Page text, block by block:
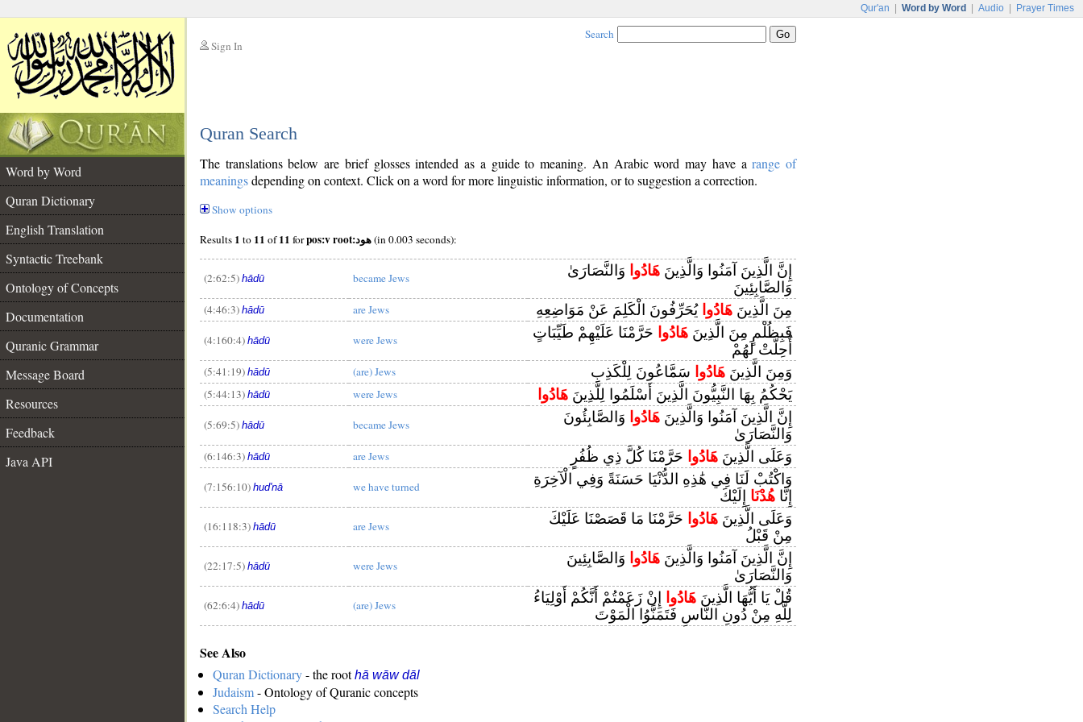
Qur'an Word by Word Audio Prayer Times
Sign In
Search
Quran Search
Word by Word
Quran Dictionary
English Translation
Syntactic Treebank
Ontology of Concepts
Documentation
Quranic Grammar
Message Board
Resources
Feedback
Java API
The translations below are brief glosses intended as a guide to meaning. An Arabic word may have arange of
meaningsdepending on context. Click on a word for more linguistic information, or to suggestion a correction.
Show options
Results 1 to 11 of11 for pos:v root:هود(in 0.003 seconds):
(2:62:5) hādū became Jews إِنَّ الَّذِينَ آمَنُوا وَالَّذِينَ هَادُوا وَالنَّصَارَىٰ
وَالصَّابِئِينَ
(4:46:3) hādū are Jews مِنَ الَّذِينَ هَادُوا يُحَرِّفُونَ الْكَلِمَ عَنْ مَوَاضِعِهِ
(4:160:4) hādū were Jews فَبِظُلْمٍ مِنَ الَّذِينَ هَادُوا حَرَّمْنَا عَلَيْهِمْ طَيِّبَاتٍ
أُحِلَّتْ لَهُمْ
(5:41:19) hādū (are) Jews وَمِنَ الَّذِينَ هَادُوا سَمَّاعُونَ لِلْكَذِبِ
(5:44:13) hādū were Jews يَحْكُمُ بِهَا النَّبِيُّونَ الَّذِينَ أَسْلَمُوا لِلَّذِينَ هَادُوا
(5:69:5) hādū became Jews إِنَّ الَّذِينَ آمَنُوا وَالَّذِينَ هَادُوا وَالصَّابِئُونَ
وَالنَّصَارَىٰ
(6:146:3) hādū are Jews وَعَلَى الَّذِينَ هَادُوا حَرَّمْنَا كُلَّ ذِي ظُفُرٍ
(7:156:10) hud'nā we have turned
وَاكْتُبْ لَنَا فِي هَٰذِهِ الدُّنْيَا حَسَنَةً وَفِي الْآخِرَةِ
إِنَّا هُدْنَا إِلَيْكَ
(16:118:3) hādū are Jews وَعَلَى الَّذِينَ هَادُوا حَرَّمْنَا مَا قَصَصْنَا عَلَيْكَ
مِنْ قَبْلُ
(22:17:5) hādū were Jews إِنَّ الَّذِينَ آمَنُوا وَالَّذِينَ هَادُوا وَالصَّابِئِينَ
وَالنَّصَارَىٰ
(62:6:4) hādū (are) Jews قُلْ يَا أَيُّهَا الَّذِينَ هَادُوا
إِنْ زَعَمْتُمْ أَنَّكُمْ أَوْلِيَاءُ
لِلَّهِ مِنْ دُونِ النَّاسِ فَتَمَنَّوُا الْمَوْتَ
See Also
Quran Dictionary- the roothā wāw dāl
Judaism- Ontology of Quranic concepts
Search Help